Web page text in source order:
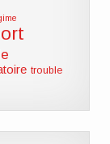
trouble